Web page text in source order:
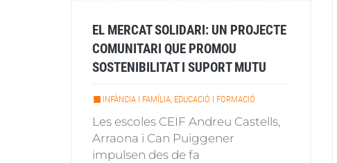
EL MERCAT SOLIDARI: UN PROJECTE
COMUNITARI QUE PROMOU
SOSTENIBILITAT I SUPORT MUTU
INFÀNCIA I FAMÍLIA, EDUCACIÓ I FORMACIÓ
Les escoles CEIF Andreu Castells,
Arraona i Can Puiggener
impulsen des de fa